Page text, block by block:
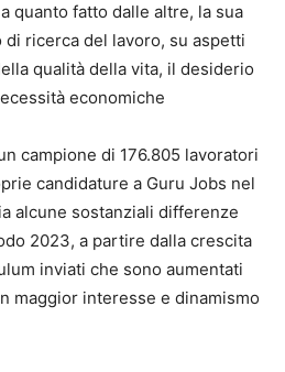
quanto fatto dalle altre, la sua
ricerca del lavoro, su aspetti
qualità della vita, il desiderio
economiche
campione di 176.805 lavoratori
candidature a Guru Jobs nel
alcune sostanziali differenze
2023, a partire dalla crescita
inviati che sono aumentati
maggior interesse e dinamismo